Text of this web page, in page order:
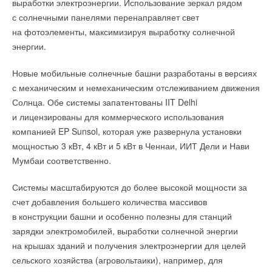
выработки электроэнергии. Использование зеркал рядом
с солнечными панелями перенаправляет свет
на фотоэлементы, максимизируя выработку солнечной
энергии.
Новые мобильные солнечные башни разработаны в версиях
с механическим и немеханическим отслеживанием движения
Солнца. Обе системы запатентованы IIT Delhi
и лицензированы для коммерческого использования
компанией EP Sunsol, которая уже развернула установки
мощностью 3 кВт, 4 кВт и 5 кВт в Ченнаи, ИИТ Дели и Нави
Мумбаи соответственно.
Системы масштабируются до более высокой мощности за
счет добавления большего количества массивов
в конструкции башни и особенно полезны для станций
зарядки электромобилей, выработки солнечной энергии
на крышах зданий и получения электроэнергии для целей
сельского хозяйства (агровольтаики), например, для
теплоизоляционного материала, как прочность на сжатие
и сопротивление точечной нагрузке: от них зависит
устойчивость решения к деформации. Утеплитель в этой
конструкции является основой для гидроизоляционного
покрытия, в том числе и без устройства стяжек. Поэтому
материал должен выдерживать существенные нагрузки.
энергия». Ее инженеры также разработали систему
энергомониторинга и контроля параметров среды
в помещениях завода.
влажности и концентрации углекислого газа
в помещениях завода, выработку солнечной установки,
а также высчитывает на сколько тонн наше предприятие
сокращает выбросы CO в атмосферу», — поделился
директор ООО «Сен-Гобен Юг»Илья Оводов .
Чтобы защитить солнечные модули от ветра, их установили
Aerocompact.
« Это решение обеспечило высокую устойчивость
к ветровым нагрузкам и надежную гидроизоляцию кровли
здания. Для максимально эффективной работы солнечной
станции на объекте были установлены сетевые
безопасности, здоровья населения, биоразнообразия
и состояния экосистем. Некоторые из них заметны уже
сегодня.
«Мы уже видим эти последствия по всему миру.
Прибывшие на конференцию в Глазго главы государств
тоже это поняли. Ни один из них не поставил под
сомнение научные факты. Наши выводы были доведены до
их сведения, и они их услышали», — сказал Генеральный
секретарь Всемирной метеорологической организации
(ВМО) Петтери Таалас на открытии 55-й сессии МГЭИК.